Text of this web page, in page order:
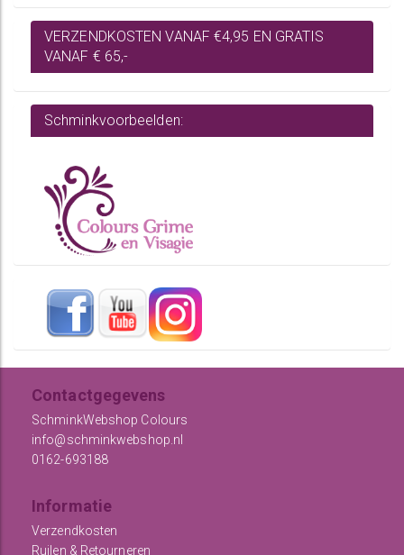
VERZENDKOSTEN VANAF €4,95 EN GRATIS
VANAF € 65,-
Schminkvoorbeelden:
Contactgegevens
SchminkWebshop Colours
info@schminkwebshop.nl
0162-693188
Informatie
Verzendkosten
Ruilen & Retourneren